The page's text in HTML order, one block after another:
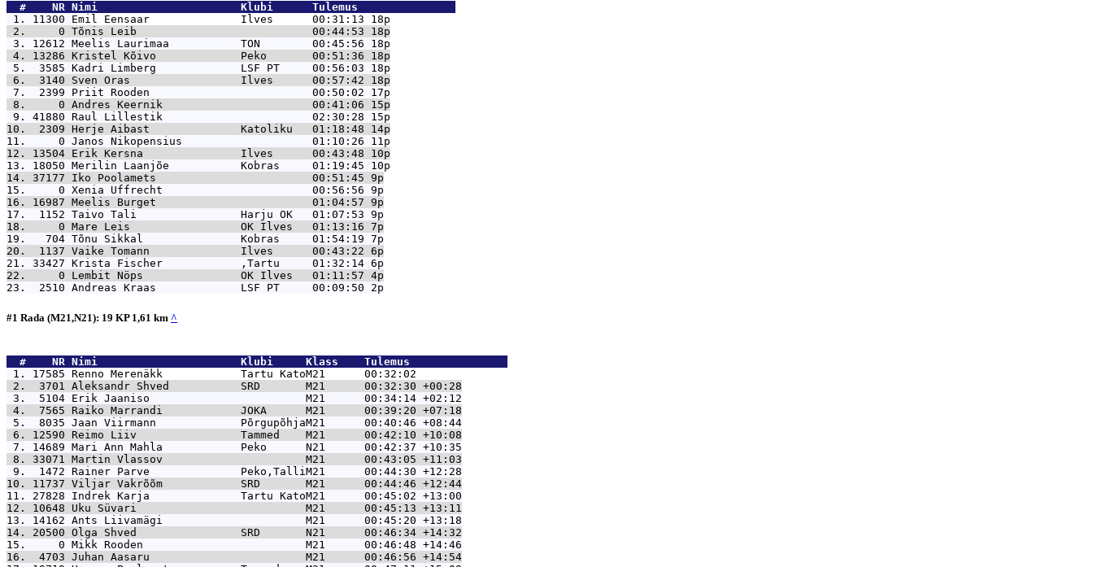
  #    NR
Nimi                      Klubi      Tulemus
1. 11300 Emil Eensaar              Ilves      00:31:13
2.     0 Tõnis Leib                           00:44:53
3. 12612 Meelis Laurimaa           TON        00:45:56
4. 13286 Kristel Kõivo             Peko       00:51:36
5.  3585 Kadri Limberg             LSF PT     00:56:03
6.  3140 Sven Oras                 Ilves      00:57:42
7.  2399 Priit Rooden                         00:50:02
8.     0 Andres Keernik                       00:41:06
9. 41880 Raul Lillestik                       02:30:28
10.  2309 Herje Aibast              Katoliku   01:18:48
11.     0 Janos Nikopensius                    01:10:26
12. 13504 Erik Kersna               Ilves      00:43:48
13. 18050 Merilin Laanjõe           Kobras     01:19:45
14. 37177 Iko Poolamets                        00:51:45
15.     0 Xenia Uffrecht                       00:56:56
16. 16987 Meelis Burget                        01:04:57
17.  1152 Taivo Tali                Harju OK   01:07:53
18.     0 Mare Leis                 OK Ilves   01:13:16
19.   704 Tõnu Sikkal               Kobras     01:54:19
20.  1137 Vaike Tomann              Ilves      00:43:22
21. 33427 Krista Fischer            ,Tartu     01:32:14
22.     0 Lembit Nöps               OK Ilves   01:11:57
23.  2510 Andreas Kraas             LSF PT     00:09:50
#1 Rada (M21,N21): 19 KP 1,61 km ^
  #    NR
Nimi                      Klubi     Klass    Tulemus
1. 17585 Renno Merenäkk            Tartu KatoM21      00:32:02
2.  3701 Aleksandr Shved           SRD       M21      00:32:30 +00:28
3.  5104 Erik Jaaniso                        M21      00:34:14 +02:12
4.  7565 Raiko Marrandi            JOKA      M21      00:39:20 +07:18
5.  8035 Jaan Viirmann             PõrgupõhjaM21      00:40:46 +08:44
6. 12590 Reimo Liiv                Tammed    M21      00:42:10 +10:08
7. 14689 Mari Ann Mahla            Peko      N21      00:42:37 +10:35
8. 33071 Martin Vlassov                      M21      00:43:05 +11:03
9.  1472 Rainer Parve              Peko,TalliM21      00:44:30 +12:28
10. 11737 Viljar Vakrõõm            SRD       M21      00:44:46 +12:44
11. 27828 Indrek Karja              Tartu KatoM21      00:45:02 +13:00
12. 10648 Uku Süvari                          M21      00:45:13 +13:11
13. 14162 Ants Liivamägi                      M21      00:45:20 +13:18
14. 20500 Olga Shved                SRD       N21      00:46:34 +14:32
15.     0 Mikk Rooden                         M21      00:46:48 +14:46
16.  4703 Juhan Aasaru                        M21      00:46:56 +14:54